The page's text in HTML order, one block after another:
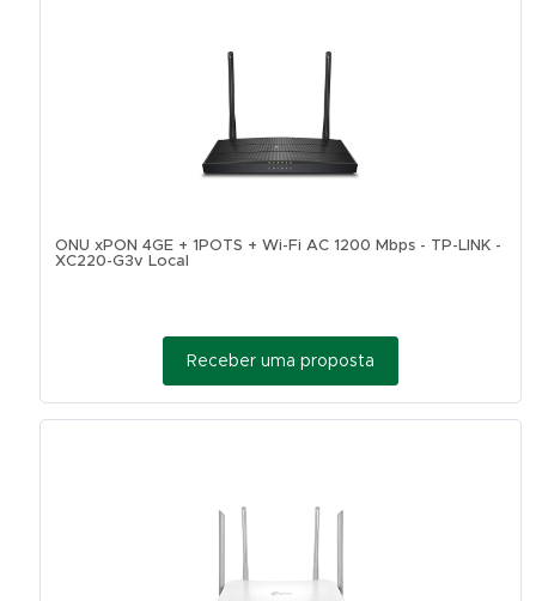
ONU xPON 4GE + 1POTS + Wi-Fi AC 1200 Mbps - TP-LINK -
XC220-G3v Local
Receber uma proposta